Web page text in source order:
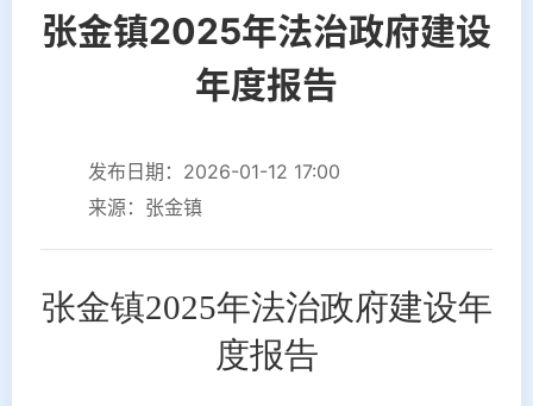
张金镇2025年法治政府建设
年度报告
发布日期：2026-01-12 17:00
来源：张金镇
张金镇2025年法治政府建设年
度报告